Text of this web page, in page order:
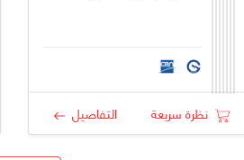
نظرة سريعة التفاصيل